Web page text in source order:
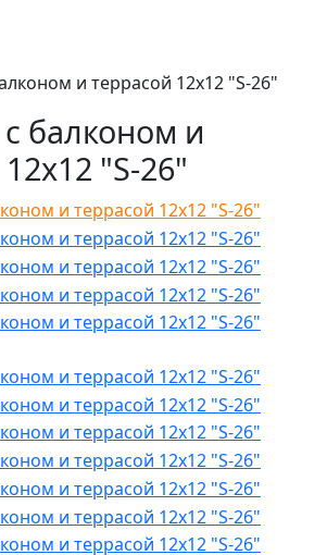
и террасой 12х12 "S-26"
балконом и
"S-26"